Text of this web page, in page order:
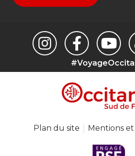
Plan du site Mentions